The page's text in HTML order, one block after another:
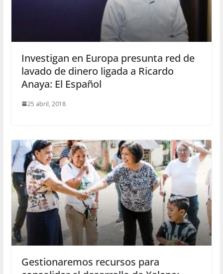
Investigan en Europa presunta red de
lavado de dinero ligada a Ricardo
Anaya: El Español
25 abril, 2018
Gestionaremos recursos para